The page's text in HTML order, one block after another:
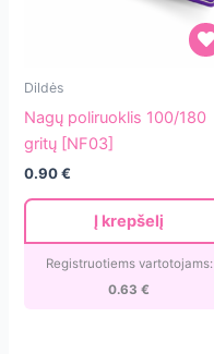
Nagų
100/180
gritų
[NF03]
Dildės
Nagų poliruoklis 100/180
gritų [NF03]
0.90€
Į krepšelį
Registruotiems vartotojams:
0.63€